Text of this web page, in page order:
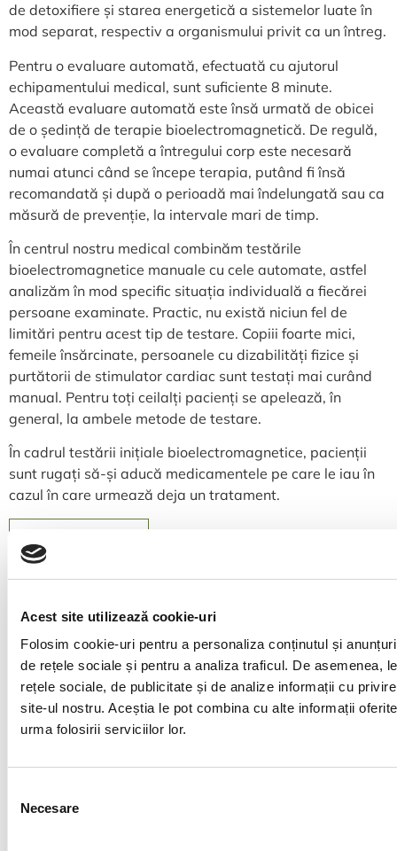
Acest site utilizează cookie-uri
Folosim cookie-uri pentru a personaliza conținutul și
de rețele sociale și pentru a analiza traficul. De asemenea,
rețele sociale, de publicitate și de analize informații cu
site-ul nostru. Aceștia le pot combina cu alte informații
urma folosirii serviciilor lor.
consimțământului
Necesare
de detoxifiere și starea energetică a sistemelor luate în
mod separat, respectiv a organismului privit ca un întreg.
Pentru o evaluare automată, efectuată cu ajutorul
echipamentului medical, sunt suficiente 8 minute.
Această evaluare automată este însă urmată de obicei
de o ședință de terapie bioelectromagnetică. De regulă,
o evaluare completă a întregului corp este necesară
numai atunci când se începe terapia, putând fi însă
recomandată și după o perioadă mai îndelungată sau ca
măsură de prevenție, la intervale mari de timp.
În centrul nostru medical combinăm testările
bioelectromagnetice manuale cu cele automate, astfel
analizăm în mod specific situația individuală a fiecărei
persoane examinate. Practic, nu există niciun fel de
limitări pentru acest tip de testare. Copiii foarte mici,
femeile însărcinate, persoanele cu dizabilități fizice și
purtătorii de stimulator cardiac sunt testați mai curând
manual. Pentru toți ceilalți pacienți se apelează, în
general, la ambele metode de testare.
În cadrul testării inițiale bioelectromagnetice, pacienții
sunt rugați să-și aducă medicamentele pe care le iau în
cazul în care urmează deja un tratament.
Programează o evaluare completă
și află ce se întâmplă cu adevărat
în corpul tău.
Sănătatea și echilibrul tău sunt prioritatea noastră.
dezechilibre invizibile la testele clasice. Împreună cu